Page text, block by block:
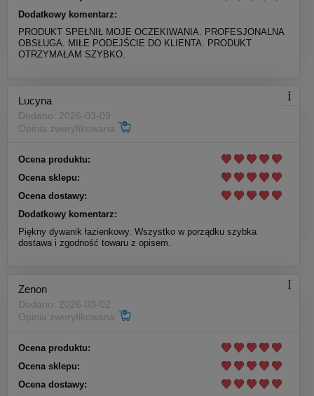
Dodatkowy komentarz:
PRODUKT SPEŁNIŁ MOJE OCZEKIWANIA. PROFESJONALNA
OBSŁUGA. MIŁE PODEJŚCIE DO KLIENTA. PRODUKT
OTRZYMAŁAM SZYBKO.
Lucyna
Dodano: 2026-03-09
Opinia zweryfikowana
Ocena produktu:
Ocena sklepu:
Ocena dostawy:
Dodatkowy komentarz:
Piękny dywanik łazienkowy. Wszystko w porządku szybka
dostawa i zgodność towaru z opisem.
Zenon
Dodano: 2026-03-02
Opinia zweryfikowana
Ocena produktu:
Ocena sklepu:
Ocena dostawy: